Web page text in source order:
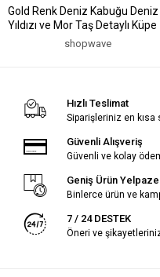
Gold Renk Deniz Kabuğu Deniz
Yıldızı ve Mor Taş Detaylı Küpe
shopwave
Hızlı Teslimat
Siparişleriniz en kısa
Güvenli Alışveriş
Güvenli ve kolay
Geniş Ürün
Binlerce ürün ve
7 / 24 DESTEK
Öneri ve